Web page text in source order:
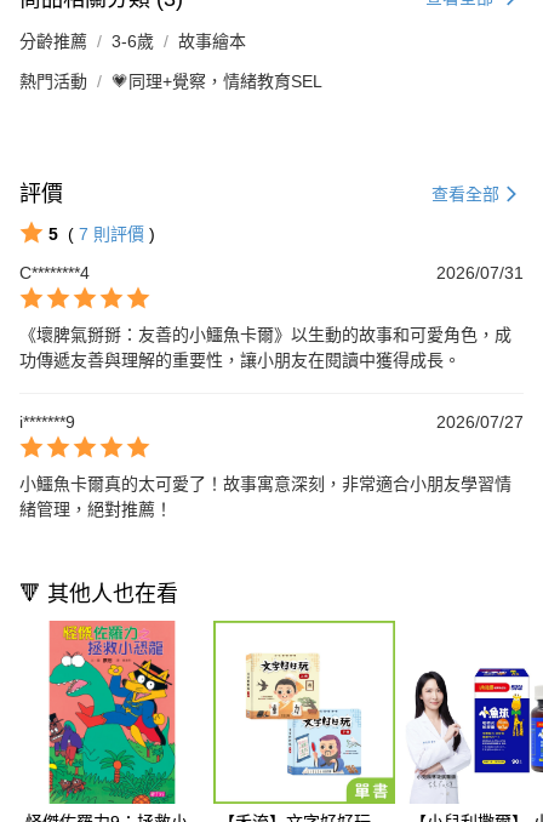
分齡推薦 3-6歲 故事繪本
熱門活動 💗同理+覺察，情緒教育SEL
評價 查看全部
5 ( 7 則評價 )
C********4
2026/07/31
《壞脾氣掰掰：友善的小鱷魚卡爾》以生動的故事和可愛角色，成
功傳遞友善與理解的重要性，讓小朋友在閱讀中獲得成長。
i*******9 2026/07/27
小鱷魚卡爾真的太可愛了！故事寓意深刻，非常適合小朋友學習情
緒管理，絕對推薦！
🔻 其他人也在看